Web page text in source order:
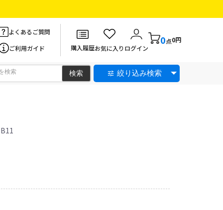
よくあるご質問
ご利用ガイド
購入履歴お気に入りログイン
0点0円
絞り込み検索